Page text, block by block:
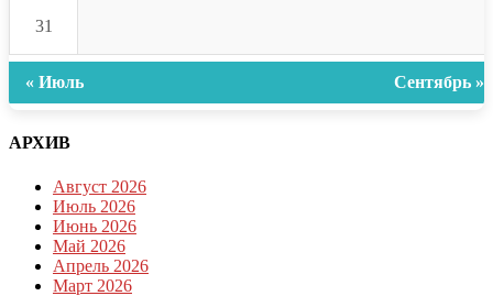
31
« Июль Сентябрь »
АРХИВ
Август 2026
Июль 2026
Июнь 2026
Май 2026
Апрель 2026
Март 2026